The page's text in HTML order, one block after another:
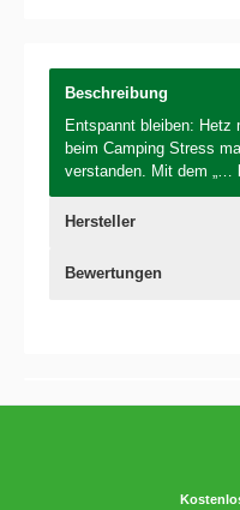
Beschreibung
Entspannt bleiben: Hetz
beim Camping Stress
verstanden. Mit dem „…
Hersteller
Bewertungen